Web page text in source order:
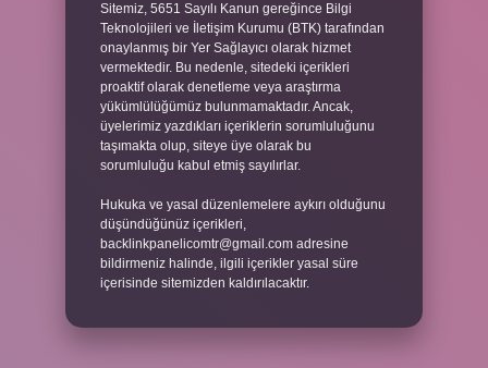
Sitemiz, 5651 Sayılı Kanun gereğince Bilgi
Teknolojileri ve İletişim Kurumu (BTK) tarafından
onaylanmış bir Yer Sağlayıcı olarak hizmet
vermektedir. Bu nedenle, sitedeki içerikleri
proaktif olarak denetleme veya araştırma
yükümlülüğümüz bulunmamaktadır. Ancak,
üyelerimiz yazdıkları içeriklerin sorumluluğunu
taşımakta olup, siteye üye olarak bu
sorumluluğu kabul etmiş sayılırlar.
Hukuka ve yasal düzenlemelere aykırı olduğunu
düşündüğünüz içerikleri,
backlinkpanelicomtr@gmail.com adresine
bildirmeniz halinde, ilgili içerikler yasal süre
içerisinde sitemizden kaldırılacaktır.